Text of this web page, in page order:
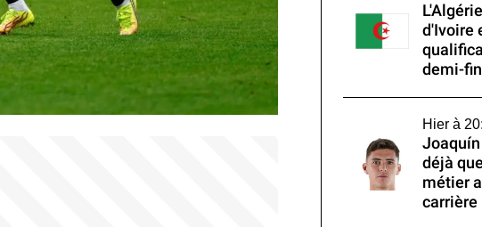
d'Ivoire
demi-
Hier à
déjà
métier
carrière